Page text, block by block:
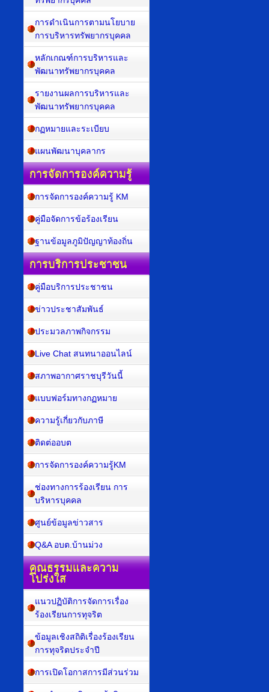
การดำเนินการตามนโยบาย
การบริหารทรัพยากรบุคคล
หลักเกณฑ์การบริหารและ
พัฒนาทรัพยากรบุคคล
รายงานผลการบริหารและ
พัฒนาทรัพยากรบุคคล
กฏหมายและระเบียบ
แผนพัฒนาบุคลากร
การจัดการองค์ความรู้
การจัดการองค์ความรู้ KM
คู่มือจัดการข้อร้องเรียน
ฐานข้อมูลภูมิปัญญาท้องถิ่น
การบริการประชาชน
คู่มือบริการประชาชน
ข่าวประชาสัมพันธ์
ประมวลภาพกิจกรรม
Live Chat สนทนาออนไลน์
สภาพอากาศราชบุรีวันนี้
แบบฟอร์มทางกฏหมาย
ความรู้เกี่ยวกับภาษี
ติดต่ออบต
การจัดการองค์ความรู้KM
ช่องทางการร้องเรียน การ
บริหารบุคคล
ศูนย์ข้อมูลข่าวสาร
Q&A อบต.บ้านม่วง
คุณธรรมและความ
โปร่งใส
แนวปฏิบัติการจัดการเรื่อง
ร้องเรียนการทุจริต
ข้อมูลเชิงสถิติเรื่องร้องเรียน
การทุจริตประจำปี
การเปิดโอกาสการมีส่วนร่วม